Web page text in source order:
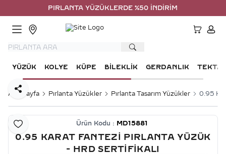
PIRLANTA YÜZÜKLERDE %50 İNDİRİM
YÜZÜK KOLYE KÜPE BILEKLIK GERDANLIK TEKTAŞ
Ana Sayfa Pırlanta Yüzükler Pırlanta Tasarım Yüzükler 0.95
Favoriye Ekle
Paylaş
Ürün Kodu : MD15881
0.95 KARAT FANTEZI PIRLANTA YÜZÜK
- HRD SERTIFIKALI